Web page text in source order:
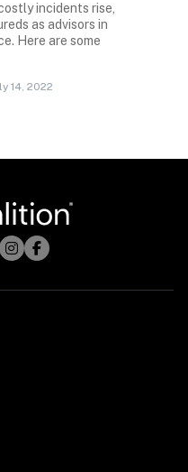
incidents rise,
as advisors in
Here are some
14, 2022